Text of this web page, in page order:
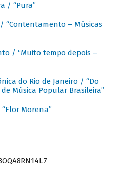
/ “Pura”
“Contentamento – Músicas
/ “Muito tempo depois –
do Rio de Janeiro / “Do
Música Popular Brasileira”
Morena”